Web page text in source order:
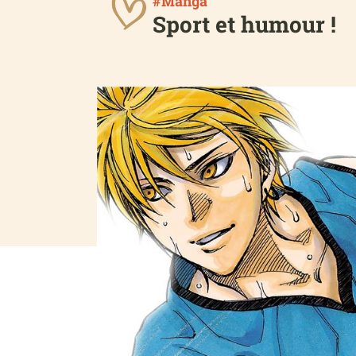
Sport et humour !